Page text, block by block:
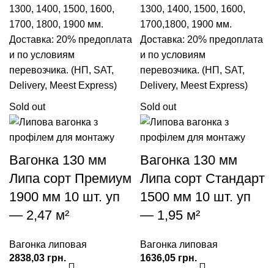
1300, 1400, 1500, 1600,
1700, 1800, 1900 мм.
Доставка: 20% предоплата
и по условиям
перевозчика. (НП, SAT,
Delivery, Meest Express)
1300, 1400, 1500, 1600,
1700,1800, 1900 мм.
Доставка: 20% предоплата
и по условиям
перевозчика. (НП, SAT,
Delivery, Meest Express)
Sold out
Вагонка 130 мм
Липа сорт Премиум
1900 мм 10 шт. уп
— 2,47 м²
Вагонка липовая
грн.
Sold out
Вагонка 130 мм
Липа сорт Стандарт
1500 мм 10 шт. уп
— 1,95 м²
Вагонка липовая
грн.